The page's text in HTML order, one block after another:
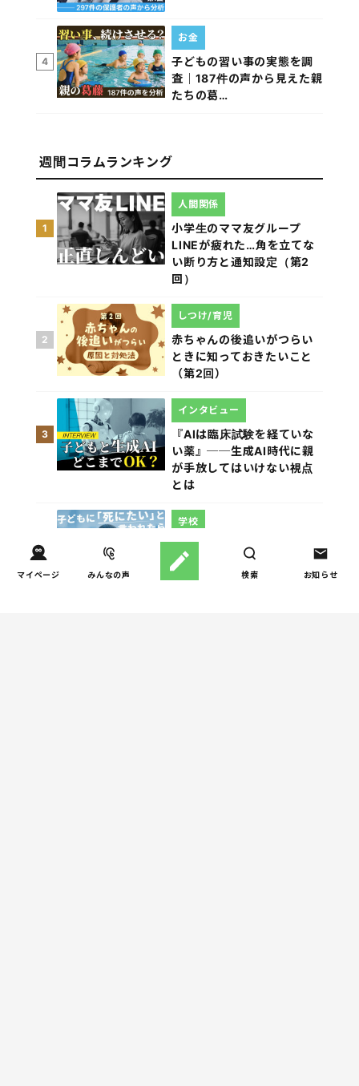
マイページ みんなの声 検索 お知らせ
4
子どもの習い事の実態を調
査｜187件の声から見えた親
たちの葛…
お金
週間コラムランキング
1
小学生のママ友グループ
LINEが疲れた…角を立てな
い断り方と通知設定（第2
回）
人間関係
2
赤ちゃんの後追いがつらい
ときに知っておきたいこと
（第2回）
しつけ/育児
3
『AIは臨床試験を経ていな
い薬』──生成AI時代に親
が手放してはいけない視点
とは
インタビュー
4
【掲示板の声×公認心理師】
子どもに「死にたい」と言
われたらー親ができる寄り
学校